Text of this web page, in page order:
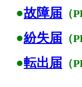
●故障届 （
●紛失届 （
●転出届 （